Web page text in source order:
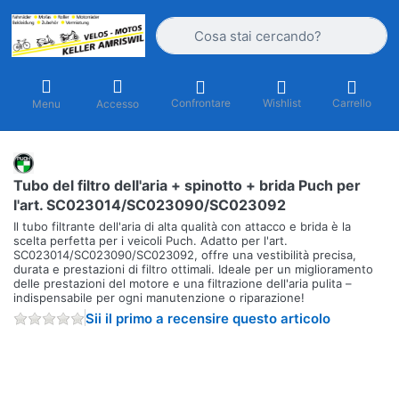
Inserire un termine di ricerca. I primi
Menu Accesso Confrontare Wishlist Carrello
Tubo del filtro dell'aria + spinotto + brida Puch per
l'art. SC023014/SC023090/SC023092
Il tubo filtrante dell'aria di alta qualità con attacco e brida è la
scelta perfetta per i veicoli Puch. Adatto per l'art.
SC023014/SC023090/SC023092, offre una vestibilità precisa,
durata e prestazioni di filtro ottimali. Ideale per un miglioramento
delle prestazioni del motore e una filtrazione dell'aria pulita –
indispensabile per ogni manutenzione o riparazione!
Sii il primo a recensire questo articolo